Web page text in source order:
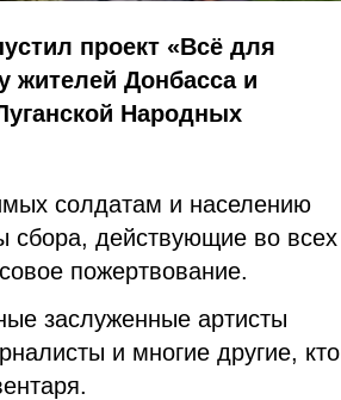
проект «Всё для
жителей Донбасса и
Народных
солдатам и населению
сбора, действующие во всех
пожертвование.
заслуженные артисты
и многие другие, кто